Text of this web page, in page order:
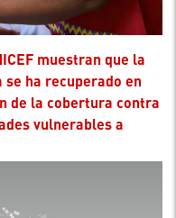
ha recuperado en
de la cobertura contra
vulnerables a